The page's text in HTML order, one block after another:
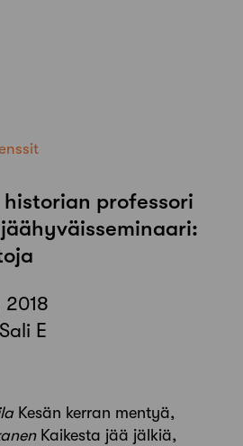
professori
E
Kesän kerran mentyä,
Kaikesta jää jälkiä,